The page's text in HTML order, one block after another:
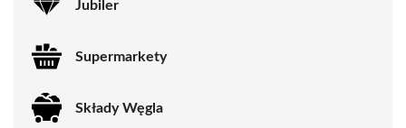
Jubiler
Supermarkety
Składy Węgla